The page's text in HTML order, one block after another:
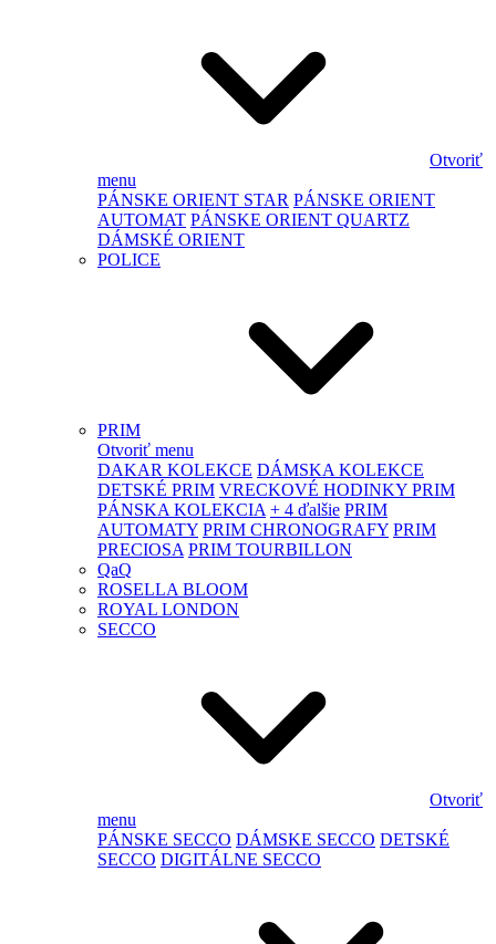
Otvoriť
menu
PÁNSKE ORIENT STAR PÁNSKE ORIENT
AUTOMAT PÁNSKE ORIENT QUARTZ
DÁMSKÉ ORIENT
POLICE
PRIM
Otvoriť menu
DAKAR KOLEKCE DÁMSKA KOLEKCE
DETSKÉ PRIM VRECKOVÉ HODINKY PRIM
PÁNSKA KOLEKCIA + 4 ďalšie PRIM
AUTOMATY PRIM CHRONOGRAFY PRIM
PRECIOSA PRIM TOURBILLON
QaQ
ROSELLA BLOOM
ROYAL LONDON
SECCO
Otvoriť
menu
PÁNSKE SECCO DÁMSKE SECCO DETSKÉ
SECCO DIGITÁLNE SECCO